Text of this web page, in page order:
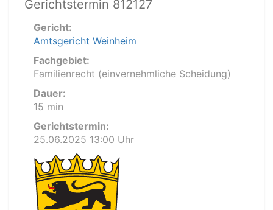
Gerichtstermin 812127
Gericht:
Amtsgericht Weinheim
Fachgebiet:
Familienrecht (einvernehmliche Scheidung)
Dauer:
15 min
Gerichtstermin:
25.06.2025 13:00 Uhr